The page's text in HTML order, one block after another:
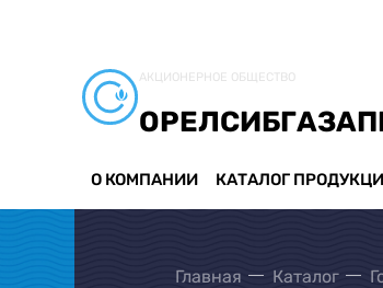
АКЦИОНЕРНОЕ ОБЩЕСТВО
О КОМПАНИИ КАТАЛОГ
Главная Каталог